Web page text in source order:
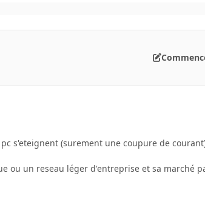
s'eteignent (surement une coupure de
ou un reseau léger d'entreprise et sa marché